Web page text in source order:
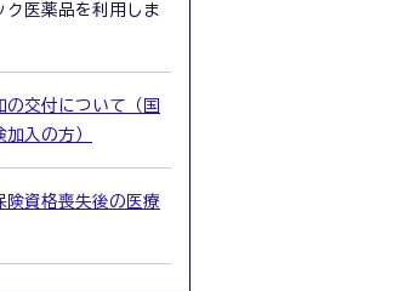
ク医薬品を利用しま
の交付について（国
加入の方）
険資格喪失後の医療